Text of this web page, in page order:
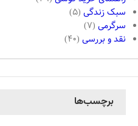
سبک زندگی (5)
سرگرمی (7)
نقد و بررسی (40)
برچسب‌ها